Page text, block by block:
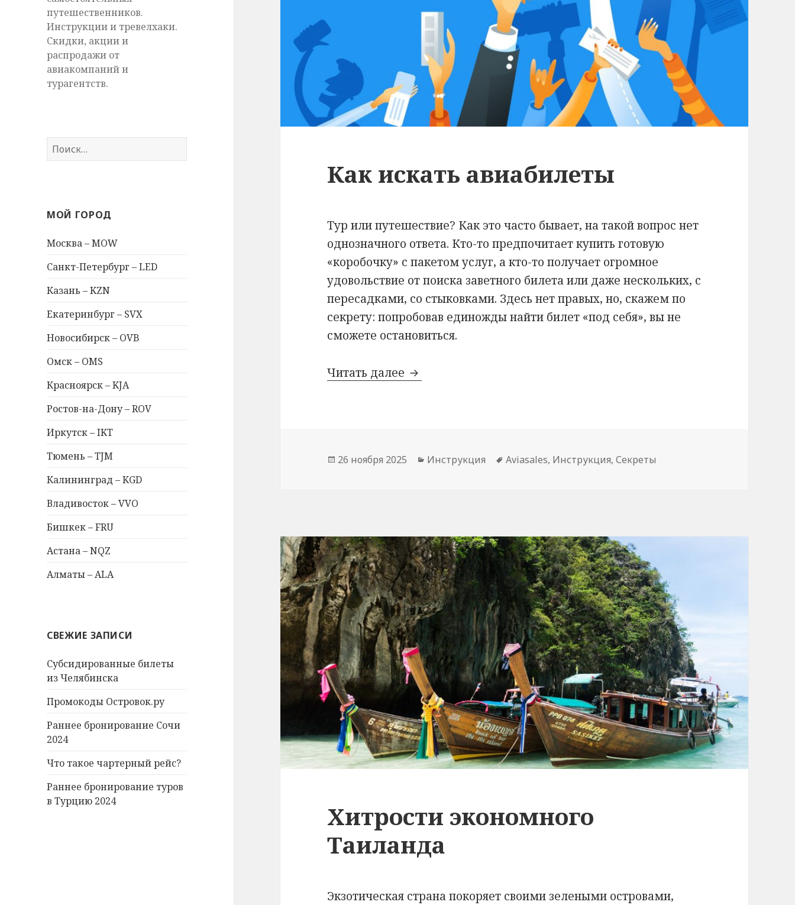
путешественников.
Инструкции и тревелхаки.
Скидки, акции и
распродажи от
авиакомпаний и
турагентств.
Найти:
МОЙ ГОРОД
Москва – MOW
Санкт-Петербург – LED
Казань – KZN
Екатеринбург – SVX
Новосибирск – OVB
Омск – OMS
Красноярск – KJA
Ростов-на-Дону – ROV
Иркутск – IKT
Тюмень – TJM
Калининград – KGD
Владивосток – VVO
Бишкек – FRU
Астана – NQZ
Алматы – ALA
СВЕЖИЕ ЗАПИСИ
Субсидированные билеты
из Челябинска
Промокоды Островок.ру
Раннее бронирование Сочи
2024
Что такое чартерный рейс?
Раннее бронирование туров
в Турцию 2024
Как искать авиабилеты
Тур или путешествие? Как это часто бывает, на такой вопрос нет
однозначного ответа. Кто-то предпочитает купить готовую
«коробочку» с пакетом услуг, а кто-то получает огромное
удовольствие от поиска заветного билета или даже нескольких, с
пересадками, со стыковками. Здесь нет правых, но, скажем по
секрету: попробовав единожды найти билет «под себя», вы не
сможете остановиться.
Читать далее Как искать авиабилеты
Опубликовано
26 ноября 2025 Рубрики
Инструкция Метки
Aviasales, Инструкция,Секреты
Хитрости экономного
Таиланда
Экзотическая страна покоряет своими зелеными островами,